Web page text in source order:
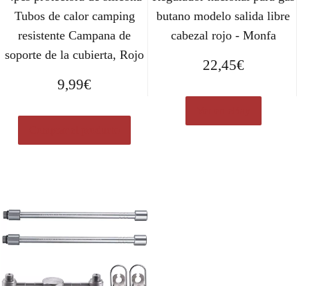
Tubos de calor camping
resistente Campana de
soporte de la cubierta, Rojo
9,99€
butano modelo salida libre
cabezal rojo - Monfa
22,45€